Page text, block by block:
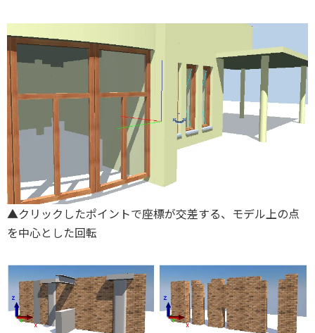
▲クリックしたポイントで座標が交差する、モデル上の点
を中心とした回転